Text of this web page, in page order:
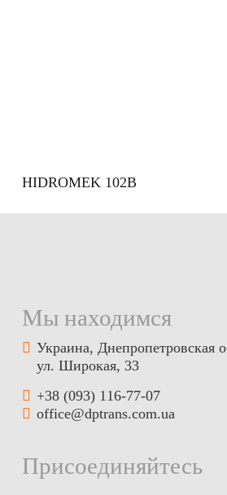
HIDROMEK 102B
Мы находимся
Украина, Днепропетровская
ул. Широкая, 33
+38 (093) 116-77-07
office@dptrans.com.ua
Присоединяйтесь